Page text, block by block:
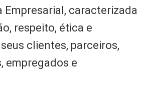
Empresarial, caracterizada
respeito, ética e
clientes, parceiros,
empregados e